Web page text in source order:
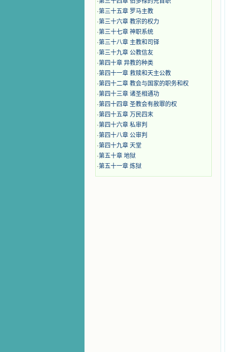
·第三十五章 罗马主教
·第三十六章 教宗的权力
·第三十七章 神职系统
·第三十八章 主教和司铎
·第三十九章 公教信友
·第四十章 异教的种类
·第四十一章 救赎和天主公教
·第四十二章 教会与国家的职务和权
·第四十三章 诸圣相通功
·第四十四章 圣教会有赦罪的权
·第四十五章 万民四末
·第四十六章 私审判
·第四十八章 公审判
·第四十九章 天堂
·第五十章 地狱
·第五十一章 炼狱